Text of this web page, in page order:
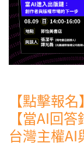
【點擊報
【當AI回
台灣主權AI